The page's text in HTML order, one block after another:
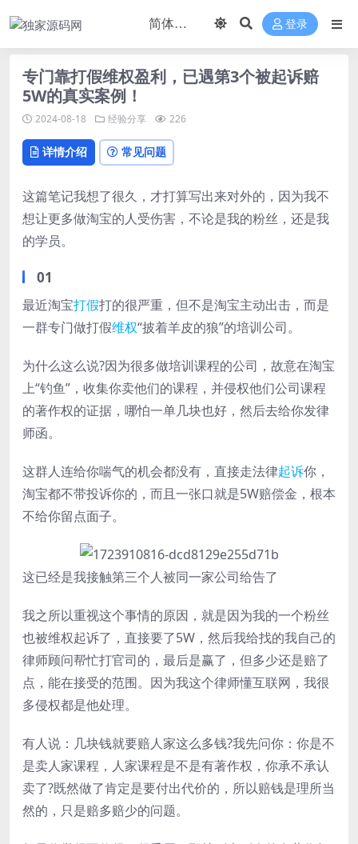
登录
专门靠打假维权盈利，已遇第3个被起诉赔
5W的真实案例！
2024-08-18 经验分享 226
详情介绍 常见问题
这篇笔记我想了很久，才打算写出来对外的，因为我不
想让更多做淘宝的人受伤害，不论是我的粉丝，还是我
的学员。
01
最近淘宝打假打的很严重，但不是淘宝主动出击，而是
一群专门做打假维权“披着羊皮的狼”的培训公司。
为什么这么说?因为很多做培训课程的公司，故意在淘宝
上“钓鱼”，收集你卖他们的课程，并侵权他们公司课程
的著作权的证据，哪怕一单几块也好，然后去给你发律
师函。
这群人连给你喘气的机会都没有，直接走法律起诉你，
淘宝都不带投诉你的，而且一张口就是5W赔偿金，根本
不给你留点面子。
这已经是我接触第三个人被同一家公司给告了
我之所以重视这个事情的原因，就是因为我的一个粉丝
也被维权起诉了，直接要了5W，然后我给找的我自己的
律师顾问帮忙打官司的，最后是赢了，但多少还是赔了
点，能在接受的范围。因为我这个律师懂互联网，我很
多侵权都是他处理。
有人说：几块钱就要赔人家这么多钱?我先问你：你是不
是卖人家课程，人家课程是不是有著作权，你承不承认
卖了?既然做了肯定是要付出代价的，所以赔钱是理所当
然的，只是赔多赔少的问题。